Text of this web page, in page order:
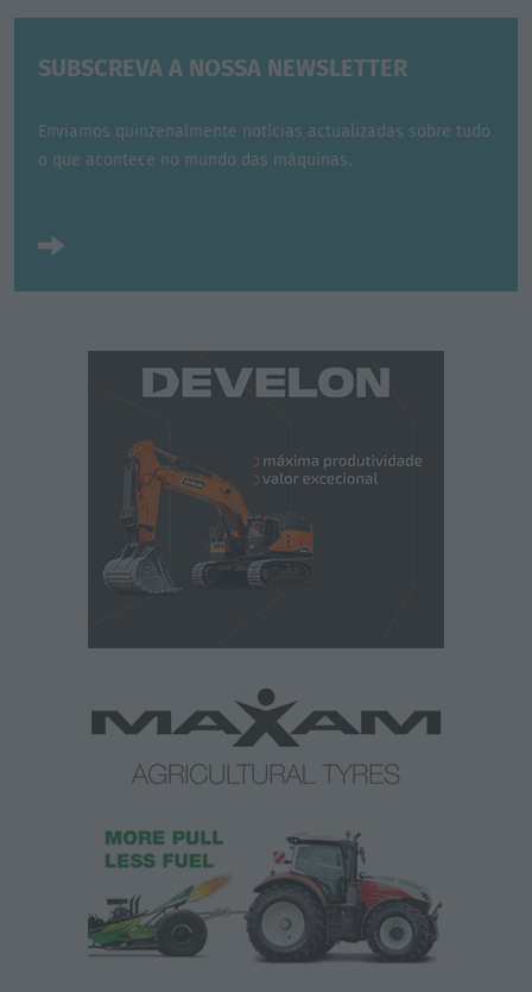
SUBSCREVA A NOSSA NEWSLETTER
Enviamos quinzenalmente notícias actualizadas sobre tudo
o que acontece no mundo das máquinas.